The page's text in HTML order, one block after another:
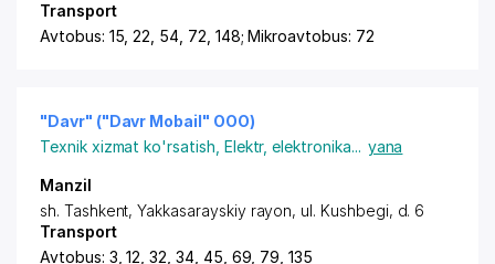
Transport
Avtobus: 15, 22, 54, 72, 148; Mikroavtobus: 72
"Davr" ("Davr Mobail" ООО)
Texnik xizmat ko'rsatish Elektr, elektronika... yana
Manzil
sh. Tashkent,Yakkasarayskiy rayon, ul. Kushbegi, d. 6
Transport
Avtobus: 3, 12, 32, 34, 45, 69, 79, 135